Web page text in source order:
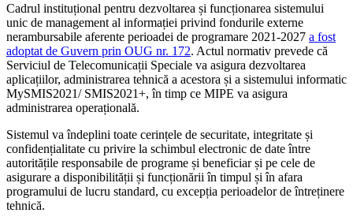
Cadrul instituțional pentru dezvoltarea și funcționarea sistemului
unic de management al informației privind fondurile externe
nerambursabile aferente perioadei de programare 2021-2027 a fost
adoptat de Guvern prin OUG nr. 172. Actul normativ prevede că
Serviciul de Telecomunicații Speciale va asigura dezvoltarea
aplicațiilor, administrarea tehnică a acestora și a sistemului informatic
MySMIS2021/ SMIS2021+, în timp ce MIPE va asigura
administrarea operațională.
Sistemul va îndeplini toate cerințele de securitate, integritate și
confidențialitate cu privire la schimbul electronic de date între
autoritățile responsabile de programe și beneficiar și pe cele de
asigurare a disponibilității și funcționării în timpul și în afara
programului de lucru standard, cu excepția perioadelor de întreținere
tehnică.